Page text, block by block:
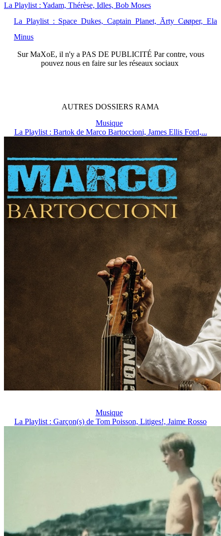
La Playlist : Yadam, Thérèse, Idles, Bob Moses
La Playlist : Space Dukes, Captain Planet, Ārty Cøøper, Ela
Minus
SurMaXoE, il n'y a PAS DE PUBLICITÉ Par contre, vous
pouvez nous en faire sur les réseaux sociaux
AUTRES DOSSIERS RAMA
Musique
La Playlist : Bartok de Marco Bartoccioni, James Ellis Ford,...
Musique
La Playlist : Garçon(s) de Tom Poisson, Litiges!, Jaime Rosso